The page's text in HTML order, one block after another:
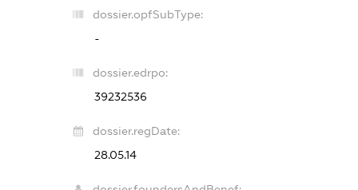
dossier.opfSubType:
-
dossier.edrpo:
39232536
dossier.regDate:
28.05.14